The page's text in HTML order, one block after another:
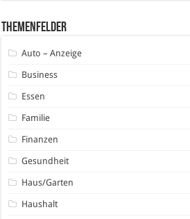
Themenfelder
Auto – Anzeige
Business
Essen
Familie
Finanzen
Gesundheit
Haus/Garten
Haushalt